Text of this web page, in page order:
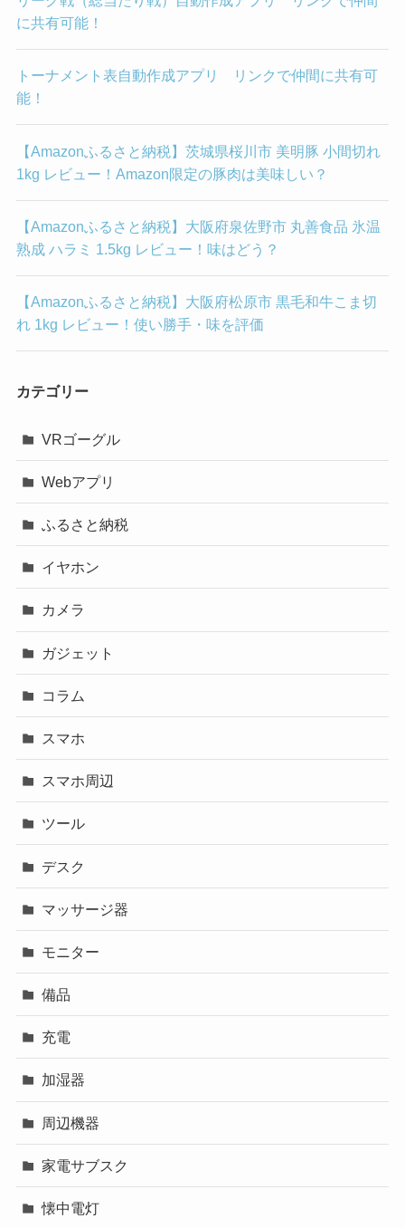
に共有可能！
トーナメント表自動作成アプリ リンクで仲間に共有可
能！
【Amazonふるさと納税】茨城県桜川市 美明豚 小間切れ
1kg レビュー！Amazon限定の豚肉は美味しい？
【Amazonふるさと納税】大阪府泉佐野市 丸善食品 氷温
熟成 ハラミ 1.5kg レビュー！味はどう？
【Amazonふるさと納税】大阪府松原市 黒毛和牛こま切
れ 1kg レビュー！使い勝手・味を評価
カテゴリー
VRゴーグル
Webアプリ
ふるさと納税
イヤホン
カメラ
ガジェット
コラム
スマホ
スマホ周辺
ツール
デスク
マッサージ器
モニター
備品
充電
加湿器
周辺機器
家電サブスク
懐中電灯